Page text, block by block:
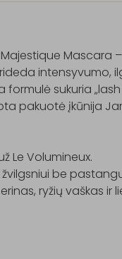
Majestique Mascara
intensyvumo,
formulė sukuria
pakuotė įkūnija
Le Volumineux.
be
ryžių vaškas ir